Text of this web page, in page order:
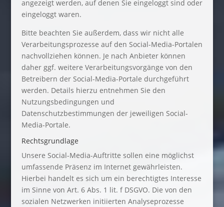
angezeigt werden, auf denen Sie eingeloggt sind oder
eingeloggt waren.
Bitte beachten Sie außerdem, dass wir nicht alle
Verarbeitungsprozesse auf den Social-Media-Portalen
nachvollziehen können. Je nach Anbieter können
daher ggf. weitere Verarbeitungsvorgänge von den
Betreibern der Social-Media-Portale durchgeführt
werden. Details hierzu entnehmen Sie den
Nutzungsbedingungen und
Datenschutzbestimmungen der jeweiligen Social-
Media-Portale.
Rechtsgrundlage
Unsere Social-Media-Auftritte sollen eine möglichst
umfassende Präsenz im Internet gewährleisten.
Hierbei handelt es sich um ein berechtigtes Interesse
im Sinne von Art. 6 Abs. 1 lit. f DSGVO. Die von den
sozialen Netzwerken initiierten Analyseprozesse